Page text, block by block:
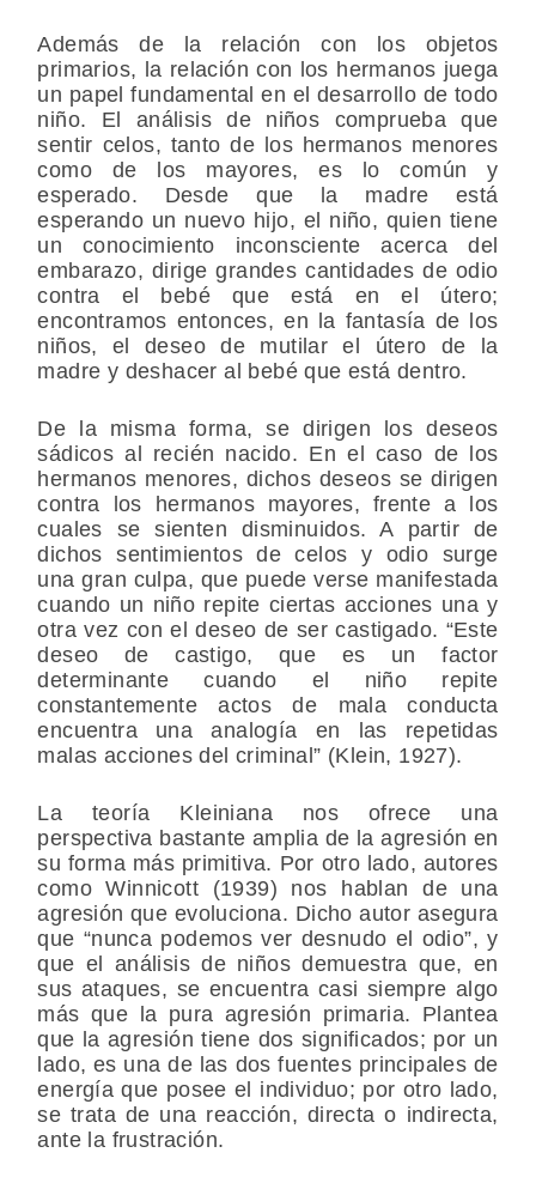
Además de la relación con los objetos
primarios, la relación con los hermanos juega
un papel fundamental en el desarrollo de todo
niño. El análisis de niños comprueba que
sentir celos, tanto de los hermanos menores
como de los mayores, es lo común y
esperado. Desde que la madre está
esperando un nuevo hijo, el niño, quien tiene
un conocimiento inconsciente acerca del
embarazo, dirige grandes cantidades de odio
contra el bebé que está en el útero;
encontramos entonces, en la fantasía de los
niños, el deseo de mutilar el útero de la
madre y deshacer al bebé que está dentro.
De la misma forma, se dirigen los deseos
sádicos al recién nacido. En el caso de los
hermanos menores, dichos deseos se dirigen
contra los hermanos mayores, frente a los
cuales se sienten disminuidos. A partir de
dichos sentimientos de celos y odio surge
una gran culpa, que puede verse manifestada
cuando un niño repite ciertas acciones una y
otra vez con el deseo de ser castigado. “Este
deseo de castigo, que es un factor
determinante cuando el niño repite
constantemente actos de mala conducta
encuentra una analogía en las repetidas
malas acciones del criminal” (Klein, 1927).
La teoría Kleiniana nos ofrece una
perspectiva bastante amplia de la agresión en
su forma más primitiva. Por otro lado, autores
como Winnicott (1939) nos hablan de una
agresión que evoluciona. Dicho autor asegura
que “nunca podemos ver desnudo el odio”, y
que el análisis de niños demuestra que, en
sus ataques, se encuentra casi siempre algo
más que la pura agresión primaria. Plantea
que la agresión tiene dos significados; por un
lado, es una de las dos fuentes principales de
energía que posee el individuo; por otro lado,
se trata de una reacción, directa o indirecta,
ante la frustración.